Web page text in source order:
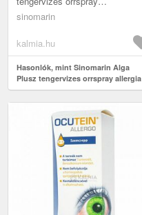
dexpanthenollal, és Algomer™
szezonális s...
sinomarin
kalmia.hu
Hasonlók, mint Sinomarin Alga
Plusz tengervizes orrspray allergia
ellen 100 ml